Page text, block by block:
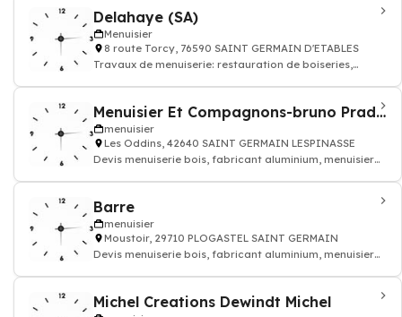
Delahaye (SA)
Menuisier
8 route Torcy, 76590 SAINT GERMAIN D'ETABLES
Travaux de menuiserie: restauration de boiseries,
Menuisier Et Compagnons-bruno Pradier
menuisier
Les Oddins, 42640 SAINT GERMAIN LESPINASSE
Devis menuiserie bois, fabricant aluminium, menuisier
Barre
menuisier
Moustoir, 29710 PLOGASTEL SAINT GERMAIN
Devis menuiserie bois, fabricant aluminium, menuisier
Michel Creations Dewindt Michel